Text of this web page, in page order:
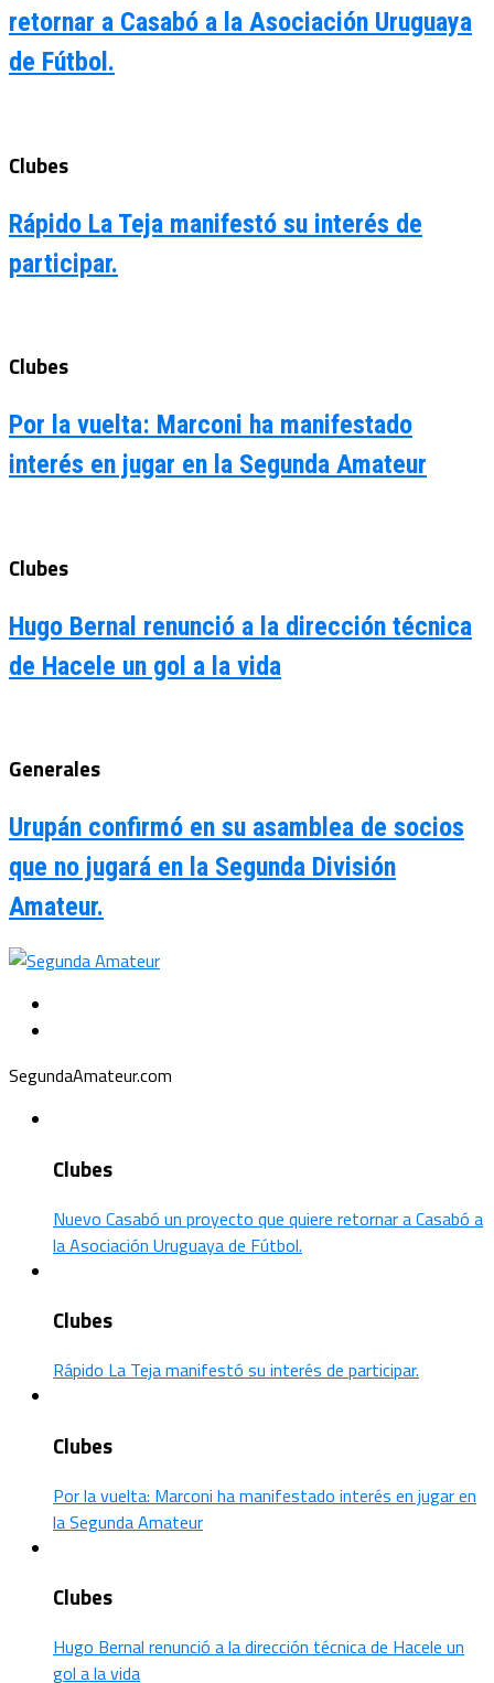
retornar a Casabó a la Asociación Uruguaya
de Fútbol.
Clubes
Rápido La Teja manifestó su interés de
participar.
Clubes
Por la vuelta: Marconi ha manifestado
interés en jugar en la Segunda Amateur
Clubes
Hugo Bernal renunció a la dirección técnica
de Hacele un gol a la vida
Generales
Urupán confirmó en su asamblea de socios
que no jugará en la Segunda División
Amateur.
SegundaAmateur.com
Clubes
Nuevo Casabó un proyecto que quiere retornar a Casabó a
la Asociación Uruguaya de Fútbol.
Clubes
Rápido La Teja manifestó su interés de participar.
Clubes
Por la vuelta: Marconi ha manifestado interés en jugar en
la Segunda Amateur
Clubes
Hugo Bernal renunció a la dirección técnica de Hacele un
gol a la vida